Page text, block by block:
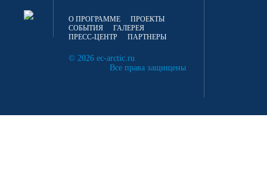
О ПРОГРАММЕ
ПРОЕКТЫ
СОБЫТИЯ
ГАЛЕРЕЯ
ПРЕСС-ЦЕНТР
ПАРТНЕРЫ
© 2026ec-arctic.ru
Все права защищены